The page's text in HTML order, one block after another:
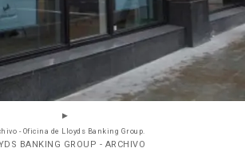
- Oficina de Lloyds Banking Group.
BANKING GROUP - ARCHIVO